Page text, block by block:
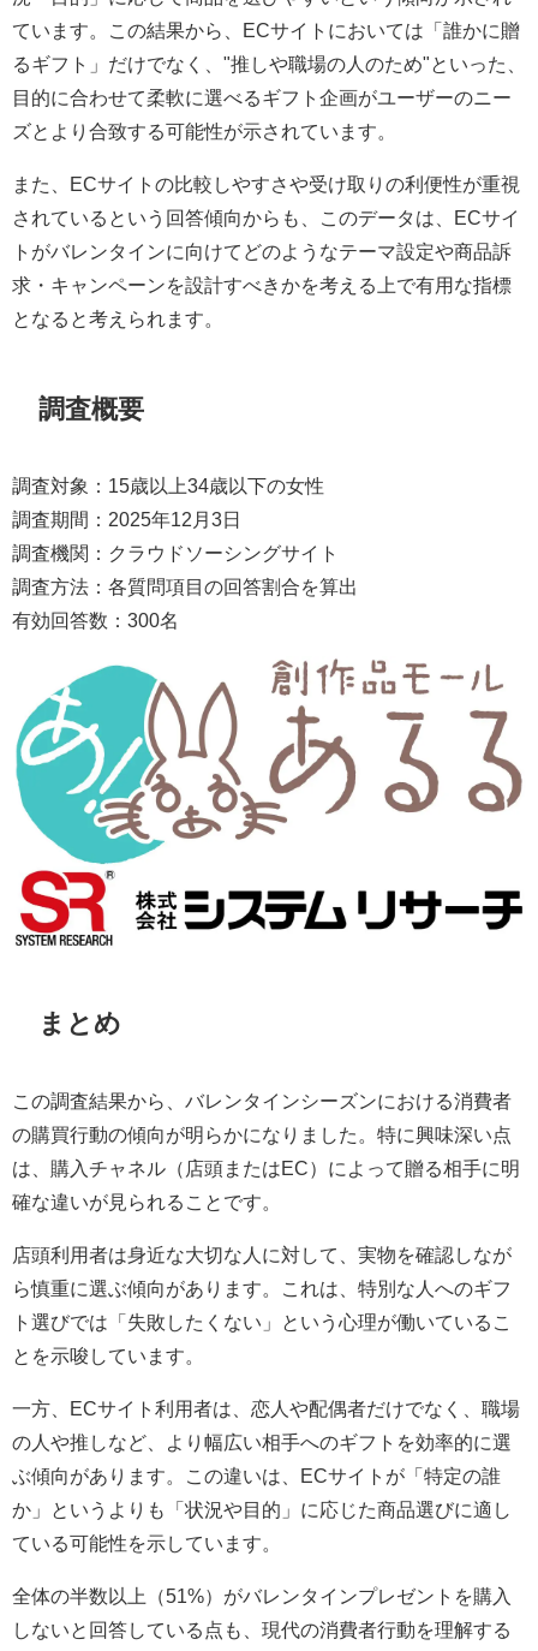
ています。この結果から、ECサイトにおいては「誰かに贈
るギフト」だけでなく、"推しや職場の人のため"といった、
目的に合わせて柔軟に選べるギフト企画がユーザーのニー
ズとより合致する可能性が示されています。
また、ECサイトの比較しやすさや受け取りの利便性が重視
されているという回答傾向からも、このデータは、ECサイ
トがバレンタインに向けてどのようなテーマ設定や商品訴
求・キャンペーンを設計すべきかを考える上で有用な指標
となると考えられます。
調査概要
調査対象：15歳以上34歳以下の女性
調査期間：2025年12月3日
調査機関：クラウドソーシングサイト
調査方法：各質問項目の回答割合を算出
有効回答数：300名
まとめ
この調査結果から、バレンタインシーズンにおける消費者
の購買行動の傾向が明らかになりました。特に興味深い点
は、購入チャネル（店頭またはEC）によって贈る相手に明
確な違いが見られることです。
店頭利用者は身近な大切な人に対して、実物を確認しなが
ら慎重に選ぶ傾向があります。これは、特別な人へのギフ
ト選びでは「失敗したくない」という心理が働いているこ
とを示唆しています。
一方、ECサイト利用者は、恋人や配偶者だけでなく、職場
の人や推しなど、より幅広い相手へのギフトを効率的に選
ぶ傾向があります。この違いは、ECサイトが「特定の誰
か」というよりも「状況や目的」に応じた商品選びに適し
ている可能性を示しています。
全体の半数以上（51%）がバレンタインプレゼントを購入
しないと回答している点も、現代の消費者行動を理解する